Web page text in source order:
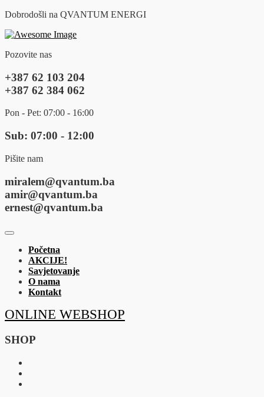
Dobrodošli na QVANTUM ENERGI
Pozovite nas
+387 62 103 204
+387 62 384 062
Pon - Pet: 07:00 - 16:00
Sub: 07:00 - 12:00
Pišite nam
miralem@qvantum.ba
amir@qvantum.ba
ernest@qvantum.ba
Početna
AKCIJE!
Savjetovanje
O nama
Kontakt
ONLINE WEBSHOP
SHOP